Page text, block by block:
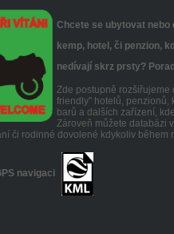
Chcete se ubytovat nebo
kemp, hotel, či penzion,
nedívají skrz prsty?
Zde postupně rozšiřujeme
friendly" hotelů, penzionů,
barů a dalších zařízení,
Zároveň můžete databázi
či rodinné dovolené kdykoliv během
navigaci